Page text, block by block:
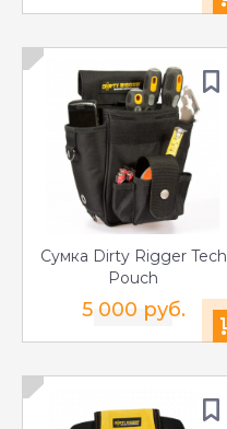
Сумка Dirty Rigger Tech
Pouch
5 000 руб.